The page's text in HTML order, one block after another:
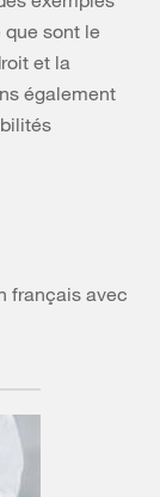
sont le
et la
également
français avec